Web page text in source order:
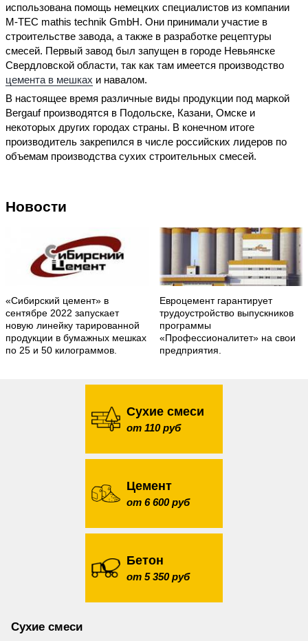
использована помощь немецких специалистов из компании
M-TEC mathis technik GmbH. Они принимали участие в
строительстве завода, а также в разработке рецептуры
смесей. Первый завод был запущен в городе Невьянске
Свердловской области, так как там имеется производство
цемента в мешках и навалом.
В настоящее время различные виды продукции под маркой
Bergauf производятся в Подольске, Казани, Омске и
некоторых других городах страны. В конечном итоге
производитель закрепился в числе российских лидеров по
объемам производства сухих строительных смесей.
Новости
«Сибирский цемент» в
сентябре 2022 запускает
новую линейку тарированной
продукции в бумажных мешках
по 25 и 50 килограммов.
Евроцемент гарантирует
трудоустройство выпускников
программы
«Профессионалитет» на свои
предприятия.
Сухие смеси
от 110 руб
Цемент
от 6 600 руб
Бетон
от 5 350 руб
Сухие смеси